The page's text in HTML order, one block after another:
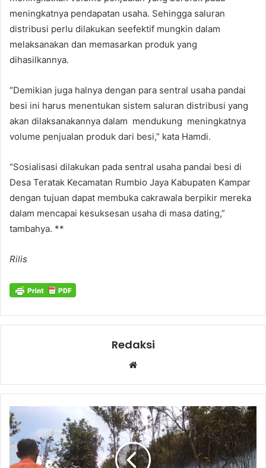
meningkatnya pendapatan usaha. Sehingga saluran
distribusi perlu dilakukan seefektif mungkin dalam
melaksanakan dan memasarkan produk yang
dihasilkannya.
“Demikian juga halnya dengan para sentral usaha pandai
besi ini harus menentukan sistem saluran distribusi yang
akan dilaksanakannya dalam mendukung meningkatnya
volume penjualan produk dari besi,” kata Hamdi.
“Sosialisasi dilakukan pada sentral usaha pandai besi di
Desa Teratak Kecamatan Rumbio Jaya Kabupaten Kampar
dengan tujuan dapat membuka cakrawala berpikir mereka
dalam mencapai kesuksesan usaha di masa dating,”
tambahya. **
Rilis
Redaksi